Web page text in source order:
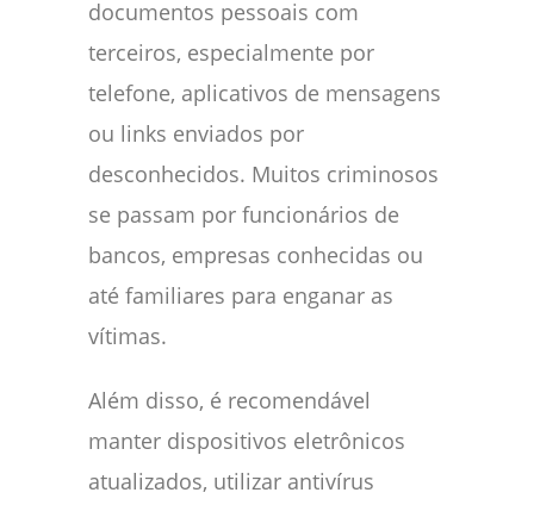
documentos pessoais com
terceiros, especialmente por
telefone, aplicativos de mensagens
ou links enviados por
desconhecidos. Muitos criminosos
se passam por funcionários de
bancos, empresas conhecidas ou
até familiares para enganar as
vítimas.
Além disso, é recomendável
manter dispositivos eletrônicos
atualizados, utilizar antivírus